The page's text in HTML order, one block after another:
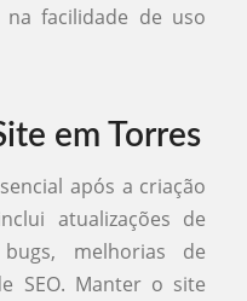
na facilidade de uso
em Torres
após a criação
atualizações de
melhorias de
SEO. Manter o site